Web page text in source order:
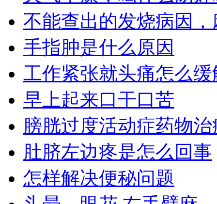
不能查出的发烧病因
手指肿是什么原因
工作紧张就头痛怎么缓
早上起来口干口苦
膀胱过度活动症药物
肚脐左边疼是怎么回事
怎样解决便秘问题